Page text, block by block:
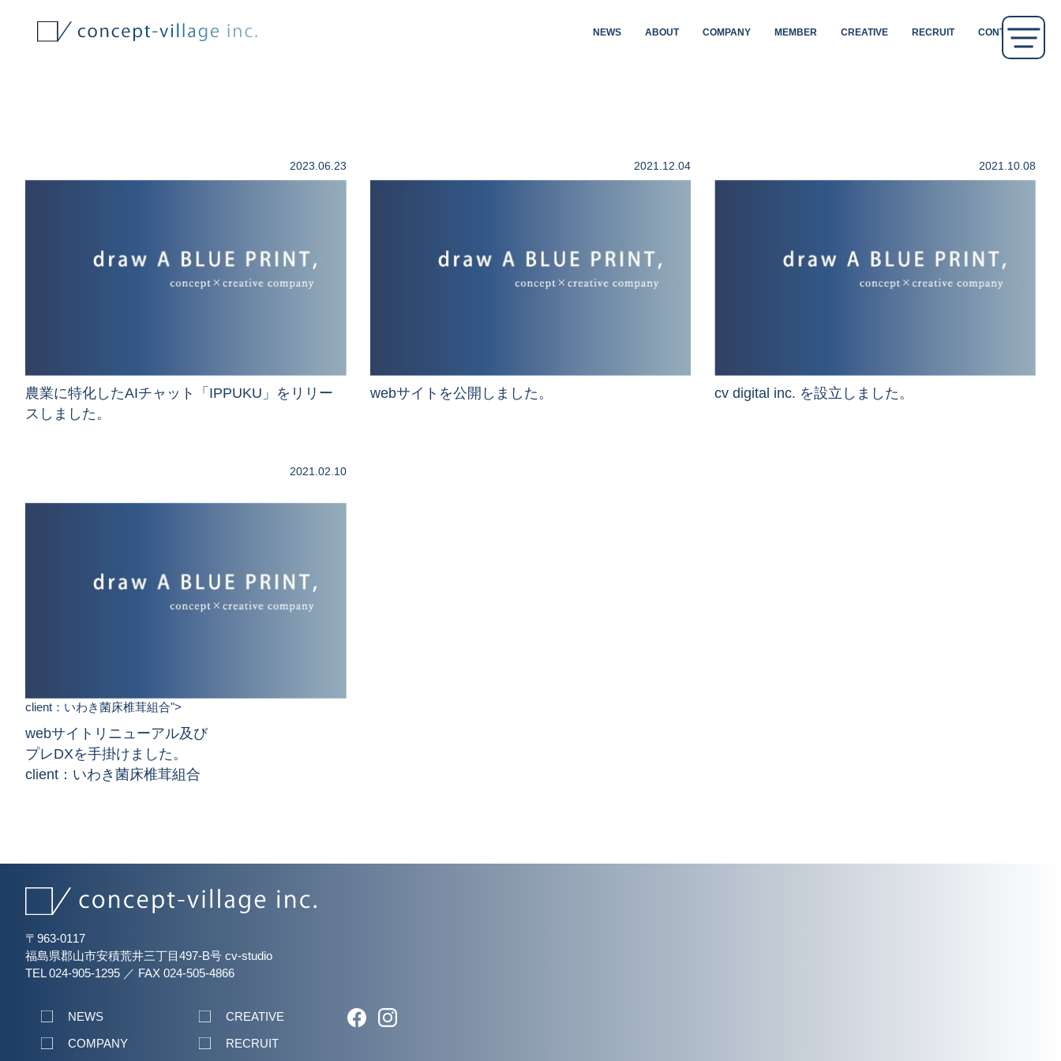
NEWS ABOUT COMPANY MEMBER CREATIVE RECRUIT CONTACT
2023.06.23
農業に特化したAIチャット「IPPUKU」をリリー
スしました。
2021.12.04
webサイトを公開しました。
2021.10.08
cv digital inc. を設立しました。
2021.02.10
client：いわき菌床椎茸組合">
webサイトリニューアル及び
プレDXを手掛けました。
client：いわき菌床椎茸組合
〒963-0117
福島県郡山市安積荒井三丁目497-B号 cv-studio
TEL 024-905-1295 ／ FAX 024-505-4866
NEWS
CREATIVE
COMPANY
RECRUIT